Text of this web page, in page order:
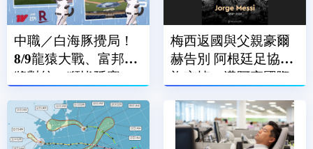
中職／白海豚攪局！
8/9龍猿大戰、富邦悍
將對統一獅皆延賽
梅西返國與父親豪爾
赫告別 阿根廷足協降
旗哀悼、邁阿密國際